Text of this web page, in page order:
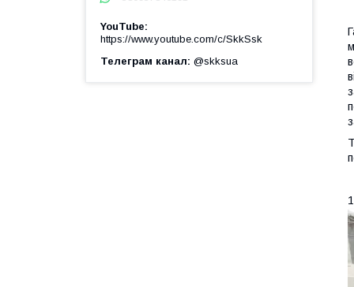
YouTube
https://www.youtube.com/c/SkkSsk
Телеграм канал @skksua